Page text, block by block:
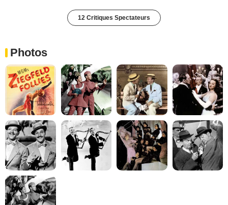
12 Critiques Spectateurs
Photos